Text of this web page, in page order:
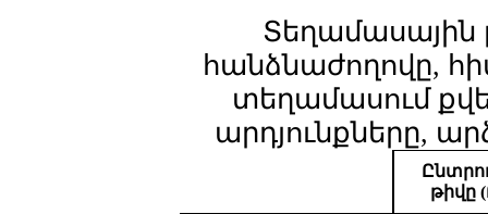
հանձնաժողովը,
տեղամասում
արդյունքները,
թիվը